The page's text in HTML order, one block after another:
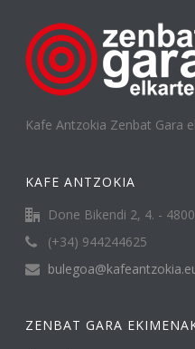
Kafe Antzokia Zenbat Gara
KAFE ANTZOKIA
Done Bikendi 2, 4. -
(+34) 944244625
ZENBAT GARA